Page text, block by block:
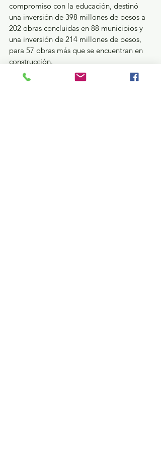
compromiso con la educación, destinó
una inversión de 398 millones de pesos a
202 obras concluidas en 88 municipios y
una inversión de 214 millones de pesos,
para 57 obras más que se encuentran en
construcción.